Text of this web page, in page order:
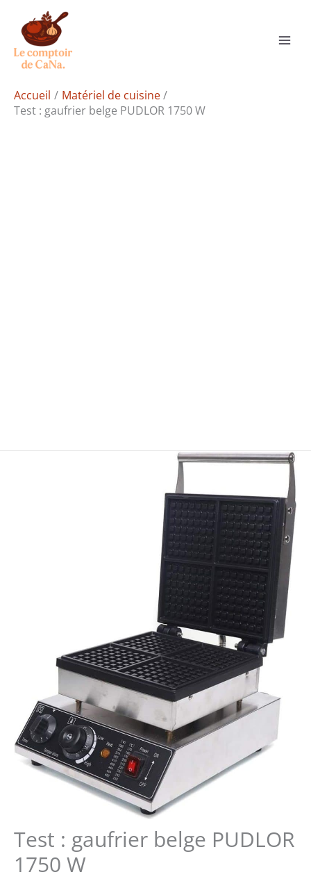
contenu
Accueil
Matériel de cuisine
Test : gaufrier belge PUDLOR 1750 W
Test : gaufrier belge PUDLOR
1750 W
Rechercher